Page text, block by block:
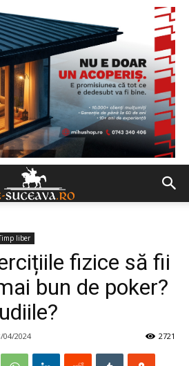
liber
fizice să fii
bun de poker?
04/2024 2721